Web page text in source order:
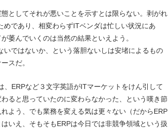
としてそれが悪いことを示すとは限らない。剥がれ
であり、相変わらずITベンダは忙しい状況にあ
萎んでいくのは当然の結果といえよう。
ではないか、という落胆ないしは安堵によるもの
スだ。
ERPなど３文字英語がITマーケットをけん引して
ると思っていたのに変わらなかった、という嘆き節
よう、でも業務を変える気は更々ない（だからERP
いえ、そもそもERPは今日では非競争領域という扱